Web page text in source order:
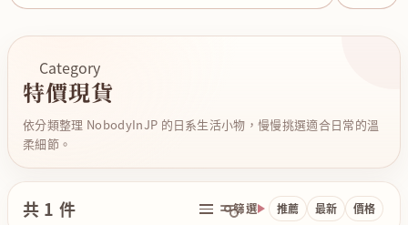
Category
特價現貨
依分類整理 NobodyInJP 的日系生活小物，慢慢挑選適合日常的溫
柔細節。
共 1 件 篩選 推薦 最新 價格